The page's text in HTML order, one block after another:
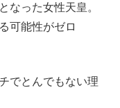
なった女性天皇。
可能性がゼロ
でとんでもない理